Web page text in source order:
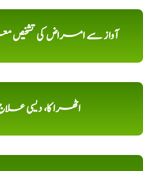
آواز سے امراض کی
اٹھرا کا، دیسی